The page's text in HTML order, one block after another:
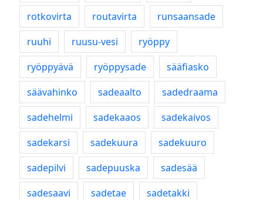
rotkovirta
routavirta
runsaansade
ruuhi
ruusu-vesi
ryöppy
ryöppyävä
ryöppysade
sääfiasko
säävahinko
sadeaalto
sadedraama
sadehelmi
sadekaaos
sadekaivos
sadekarsi
sadekuura
sadekuuro
sadepilvi
sadepuuska
sadesää
sadesaavi
sadetae
sadetakki